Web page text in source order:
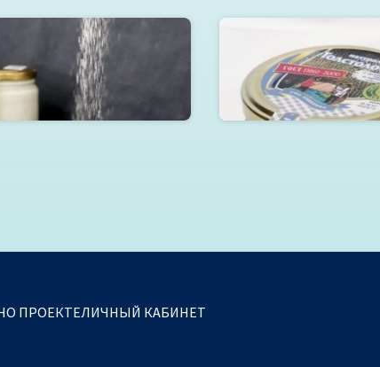
Молочная продукция
Читать далее
Толстолобик
добавлением масла в
О ПРОЕКТЕЛИЧНЫЙ КАБИНЕТ